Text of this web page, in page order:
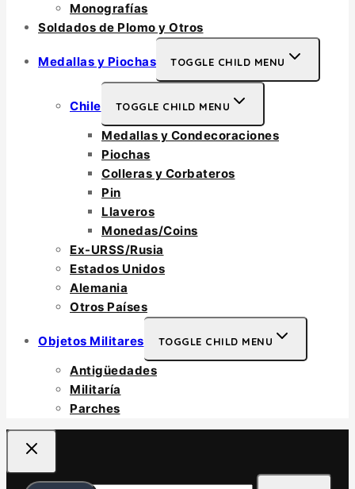
Monografías
Soldados de Plomo y Otros
Medallas y Piochas TOGGLE CHILD MENU
Chile TOGGLE CHILD MENU
Medallas y Condecoraciones
Piochas
Colleras y Corbateros
Pin
Llaveros
Monedas/Coins
Ex-URSS/Rusia
Estados Unidos
Alemania
Otros Países
Objetos Militares TOGGLE CHILD MENU
Antigüedades
Militaría
Parches